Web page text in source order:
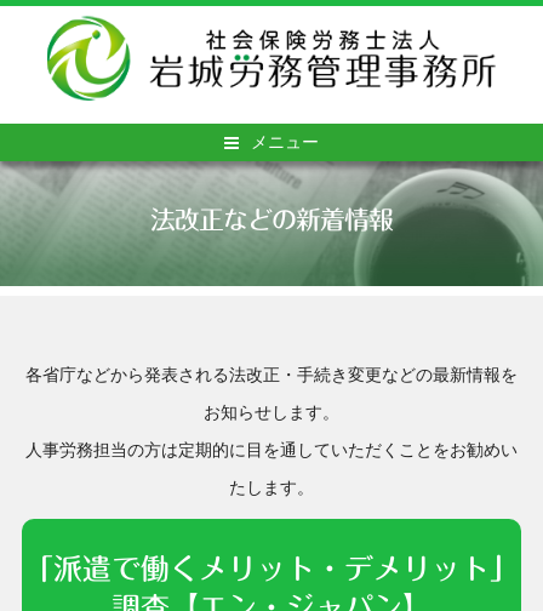
メニュー
法改正などの新着情報
各省庁などから発表される法改正・手続き変更などの最新情報を
お知らせします。
人事労務担当の方は定期的に目を通していただくことをお勧めい
たします。
「派遣で働くメリット・デメリット」